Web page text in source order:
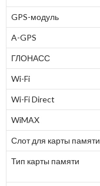
GPS-модуль
A-GPS
ГЛОНАСС
Wi-Fi
Wi-Fi Direct
WiMAX
Слот для карты памяти
Тип карты памяти